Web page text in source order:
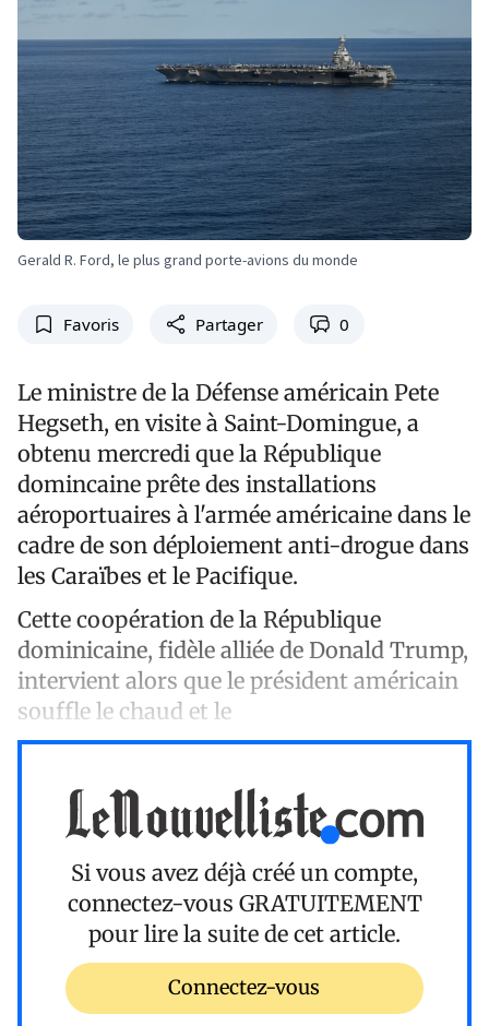
Gerald R. Ford, le plus grand porte-avions du monde
Favoris Partager 0
Le ministre de la Défense américain Pete
Hegseth, en visite à Saint-Domingue, a
obtenu mercredi que la République
domincaine prête des installations
aéroportuaires à l'armée américaine dans le
cadre de son déploiement anti-drogue dans
les Caraïbes et le Pacifique.
Cette coopération de la République
dominicaine, fidèle alliée de Donald Trump,
intervient alors que le président américain
souffle le chaud et le
Si vous avez déjà créé un compte,
connectez-vous GRATUITEMENT
pour lire la suite de cet article.
Connectez-vous